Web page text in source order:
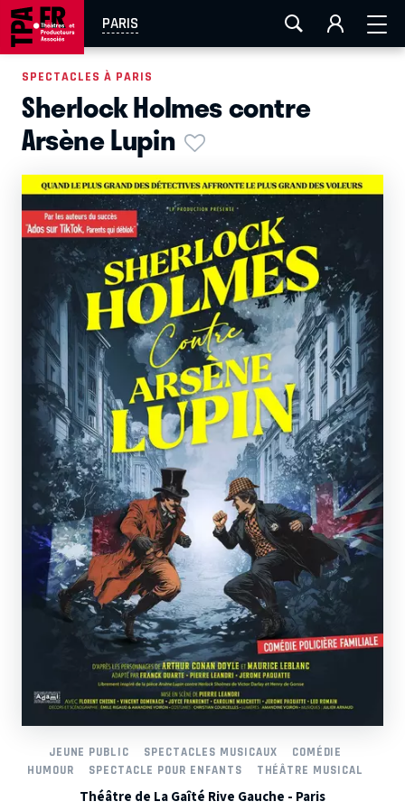
PARIS
AIX-MARSEILLE LA ROCHELLE
EN TOURNÉE
SPECTACLES À PARIS
Sherlock Holmes contre
Arsène Lupin
JEUNE PUBLIC SPECTACLES MUSICAUX
COMÉDIE
HUMOUR
SPECTACLE POUR ENFANTS THÉÂTRE MUSICAL
Théâtre de La Gaîté Rive Gauche - Paris